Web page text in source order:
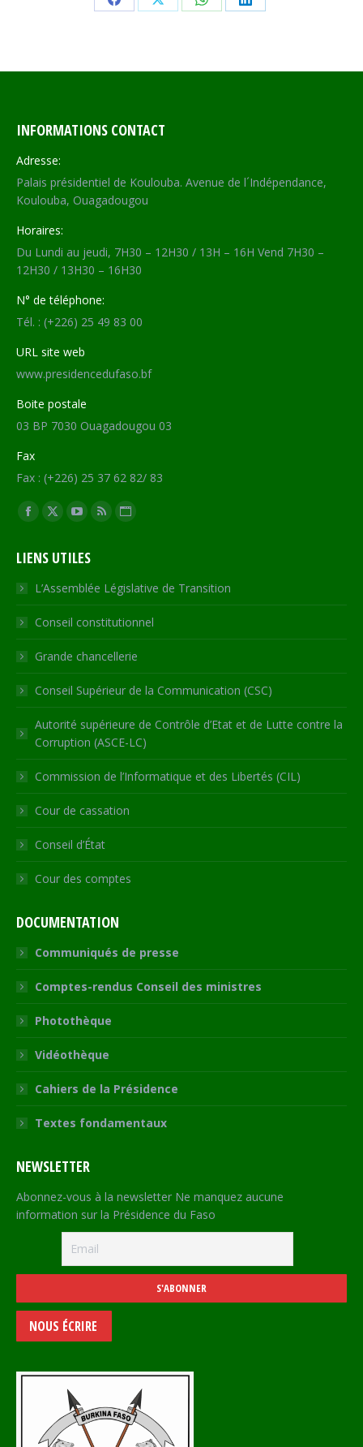
Share Share Share Share
INFORMATIONS CONTACT
Adresse:
Palais présidentiel de Koulouba. Avenue de l´Indépendance,
Koulouba, Ouagadougou
Horaires:
Du Lundi au jeudi, 7H30 – 12H30 / 13H – 16H Vend 7H30 –
12H30 / 13H30 – 16H30
N° de téléphone:
Tél. : (+226) 25 49 83 00
URL site web
www.presidencedufaso.bf
Boite postale
03 BP 7030 Ouagadougou 03
Fax
Fax : (+226) 25 37 62 82/ 83
Trouvez nous sur :
Facebook
opens
in
new
window
X
opens
in
new
window
YouTube
opens
in
new
window
RSS
in
new
window
Site
opens
in
new
LIENS UTILES
L’Assemblée Législative de Transition
Conseil constitutionnel
Grande chancellerie
Conseil Supérieur de la Communication (CSC)
Autorité supérieure de Contrôle d’Etat et de Lutte contre la
Corruption (ASCE-LC)
Commission de l’Informatique et des Libertés (CIL)
Cour de cassation
Conseil d’État
Cour des comptes
DOCUMENTATION
Communiqués de presse
Comptes-rendus Conseil des ministres
Photothèque
Vidéothèque
Cahiers de la Présidence
Textes fondamentaux
NEWSLETTER
Abonnez-vous à la newsletter Ne manquez aucune
information sur la Présidence du Faso
NOUS ÉCRIRE